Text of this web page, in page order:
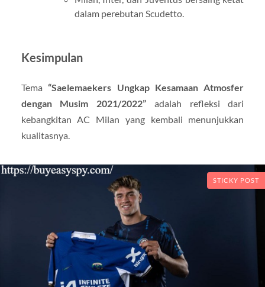
dalam perebutan Scudetto.
Kesimpulan
Tema“Saelemaekers Ungkap Kesamaan Atmosfer
dengan Musim 2021/2022” adalah refleksi dari
kebangkitan AC Milan yang kembali menunjukkan
kualitasnya.
STICKY POST